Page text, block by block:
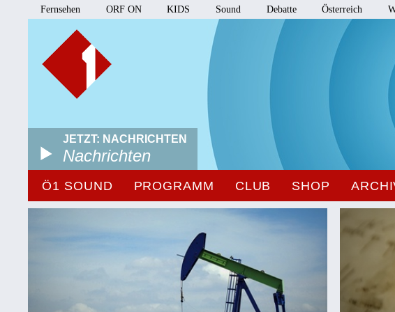
Fernsehen ORF ON KIDS Sound Debatte Österreich
JETZT: NACHRICHTEN
Nachrichten
Ö1 SOUND PROGRAMM CLUB SHOP